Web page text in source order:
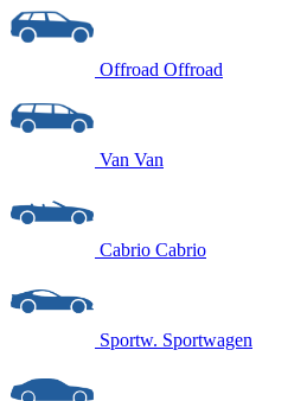
Offroad Offroad
Van Van
Cabrio Cabrio
Sportw. Sportwagen